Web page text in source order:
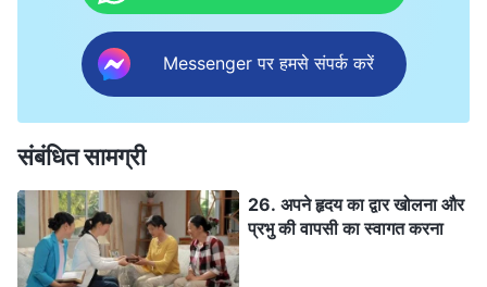
Messenger पर हमसे संपर्क करें
संबंधित सामग्री
26. अपने हृदय का द्वार खोलना और
प्रभु की वापसी का स्वागत करना